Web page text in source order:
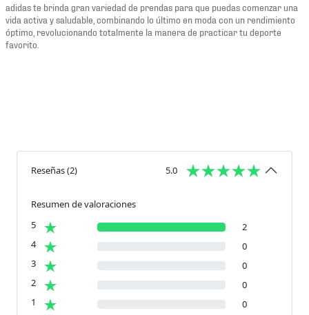
adidas te brinda gran variedad de prendas para que puedas comenzar una
vida activa y saludable, combinando lo último en moda con un rendimiento
óptimo, revolucionando totalmente la manera de practicar tu deporte
favorito.
Reseñas(2) 5.0
Resumen de valoraciones
5
2
4
0
3
0
2
0
1
0